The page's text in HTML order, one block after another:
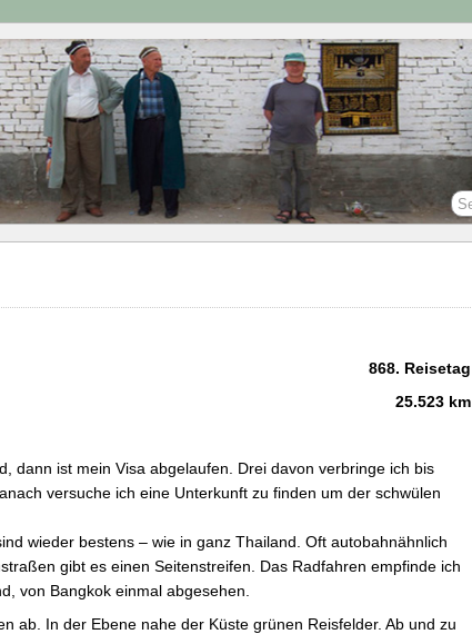
868. Reisetag
25.523 km
dann ist mein Visa abgelaufen. Drei davon verbringe ich bis
versuche ich eine Unterkunft zu finden um der schwülen
wieder bestens – wie in ganz Thailand. Oft autobahnähnlich
gibt es einen Seitenstreifen. Das Radfahren empfinde ich
von Bangkok einmal abgesehen.
ab. In der Ebene nahe der Küste grünen Reisfelder. Ab und zu